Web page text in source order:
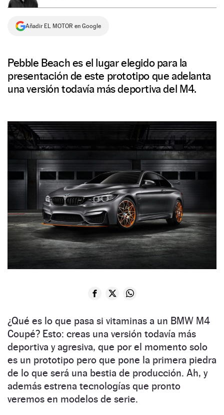
Añadir EL MOTOR en Google
Pebble Beach es el lugar elegido para la
presentación de este prototipo que adelanta
una versión todavía más deportiva del M4.
¿Qué es lo que pasa si vitaminas a un BMW M4
Coupé? Esto: creas una versión todavía más
deportiva y agresiva, que por el momento solo
es un prototipo pero que pone la primera piedra
de lo que será una bestia de producción. Ah, y
además estrena tecnologías que pronto
veremos en modelos de serie.